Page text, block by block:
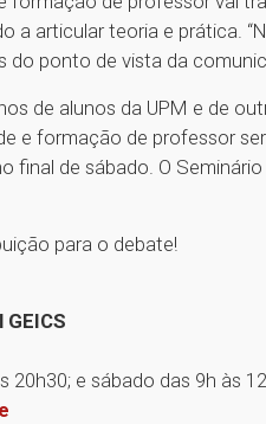
a articular teoria e prática.
do ponto de vista da
de alunos da UPM e de
e formação de professor
final de sábado. O
para o debate!
20h30; e sábado das 9h às